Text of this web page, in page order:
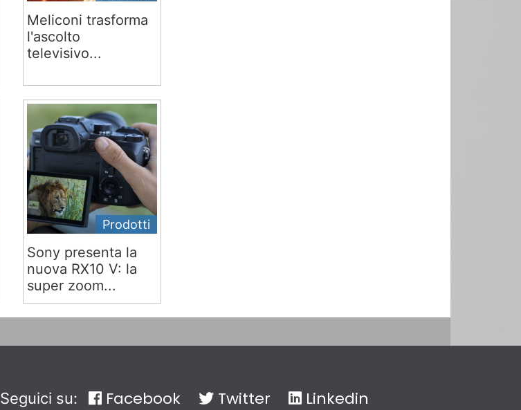
Meliconi trasforma
l'ascolto
televisivo...
Prodotti
Sony presenta la
nuova RX10 V: la
super zoom...
Seguici su: Facebook Twitter Linkedin